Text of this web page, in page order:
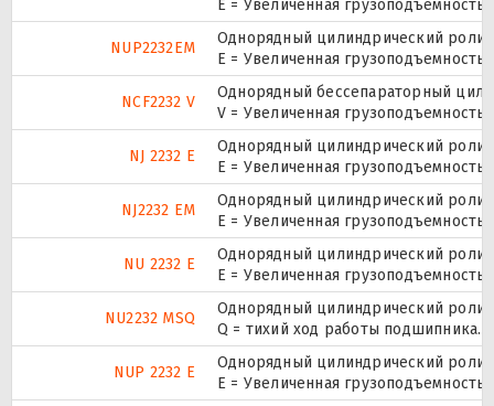
E = Увеличенная
NUP2232EM
Однорядный цилиндрический
E = Увеличенная
NCF2232 V
Однорядный бессепараторный
V = Увеличенная
NJ 2232 E
Однорядный цилиндрический
Е = Увеличенная грузоподъемность.
NJ2232 EM
Однорядный цилиндрический
E = Увеличенная
NU 2232 E
Однорядный цилиндрический
Е = Увеличенная грузоподъемность.
NU2232 MSQ
Однорядный цилиндрический
Q = тихий ход работы подшипника.
NUP 2232 E
Однорядный цилиндрический
Е = Увеличенная грузоподъемность.